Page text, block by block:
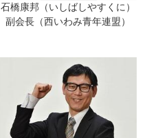
石橋康邦（いしばしやすくに）
副会長（西いわみ青年連盟）